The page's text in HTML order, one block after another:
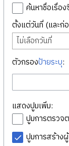
ค้นหาชื่อเรื่อ
ตั้งแต่วันที่ (และก่
ไม่เลือกวันที่
ตัวกรองป้ายระบุ:
แสดงปูมเพิ่ม:
ปูมการตรวจ
ปูมการสร้าง